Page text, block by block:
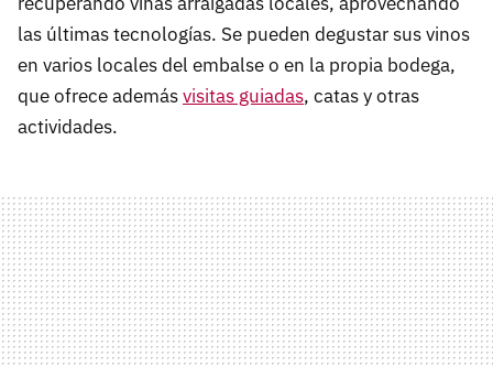
las últimas tecnologías. Se pueden degustar sus vinos
en varios locales del embalse o en la propia bodega,
que ofrece ademásvisitas guiadas, catas y otras
actividades.